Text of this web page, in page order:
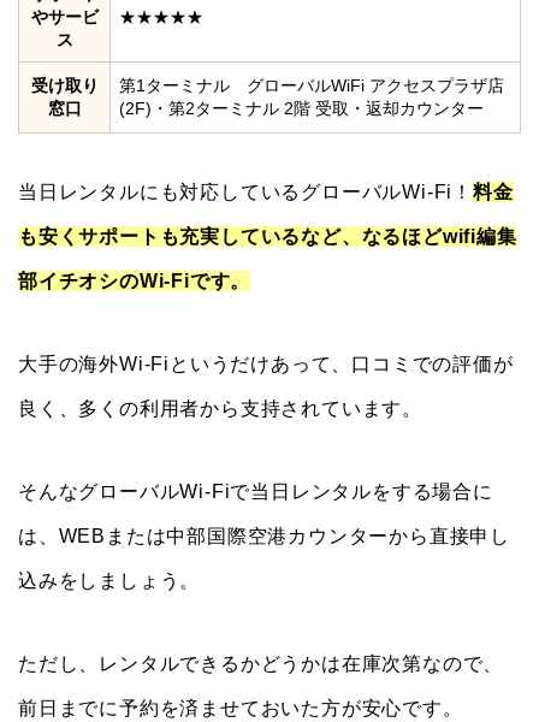
やサービ
ス
★★★★★
受け取り
窓口
第1ターミナル グローバルWiFi アクセスプラザ店
(2F)・第2ターミナル 2階 受取・返却カウンター
当日レンタルにも対応しているグローバルWi-Fi！ 料金
も安くサポートも充実しているなど、なるほどwifi編集
部イチオシのWi-Fiです。
大手の海外Wi-Fiというだけあって、口コミでの評価が
良く、多くの利用者から支持されています。
そんなグローバルWi-Fiで当日レンタルをする場合に
は、WEBまたは中部国際空港カウンターから直接申し
込みをしましょう。
ただし、レンタルできるかどうかは在庫次第なので、
前日までに予約を済ませておいた方が安心です。